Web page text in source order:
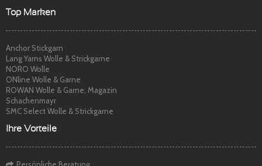
Top Marken
Anchor Stickgarn
Lang Yarns Wolle & Strickgarne
NORO Wolle
ONline Wolle & Garne
ROWAN Wolle & Garne, Magazin
Schachenmayr
SMC Select Wolle & Strickgarne
Ihre Vorteile
Persönliche Beratung